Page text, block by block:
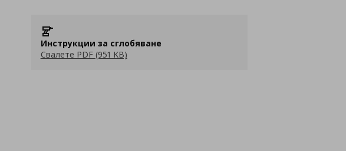
Инструкции за сглобяване
Свалете PDF (951 KB)